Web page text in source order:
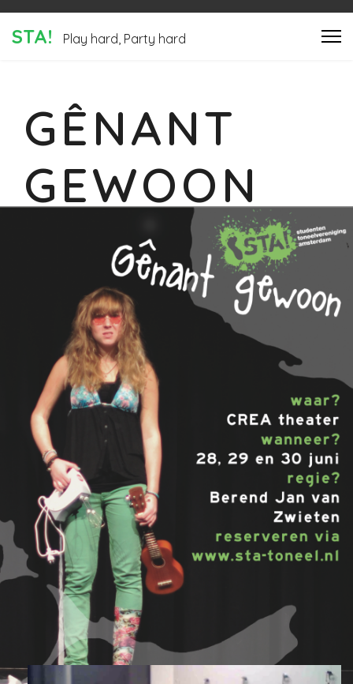
STA! Play hard, Party hard
GÊNANT
GEWOON